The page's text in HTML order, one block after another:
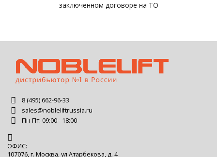
заключенном договоре на ТО
8 (495) 662-96-33
sales@nobleliftrussia.ru
Пн-Пт: 09:00 - 18:00
ОФИС:
107076, г. Москва, ул Атарбекова, д. 4